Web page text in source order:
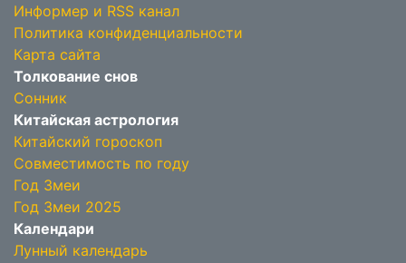
Информер и RSS канал
Политика конфиденциальности
Карта сайта
Толкование снов
Сонник
Китайская астрология
Китайский гороскоп
Совместимость по году
Год Змеи
Год Змеи 2025
Календари
Лунный календарь